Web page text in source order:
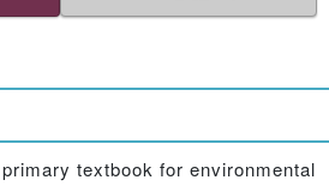
textbook for environmental